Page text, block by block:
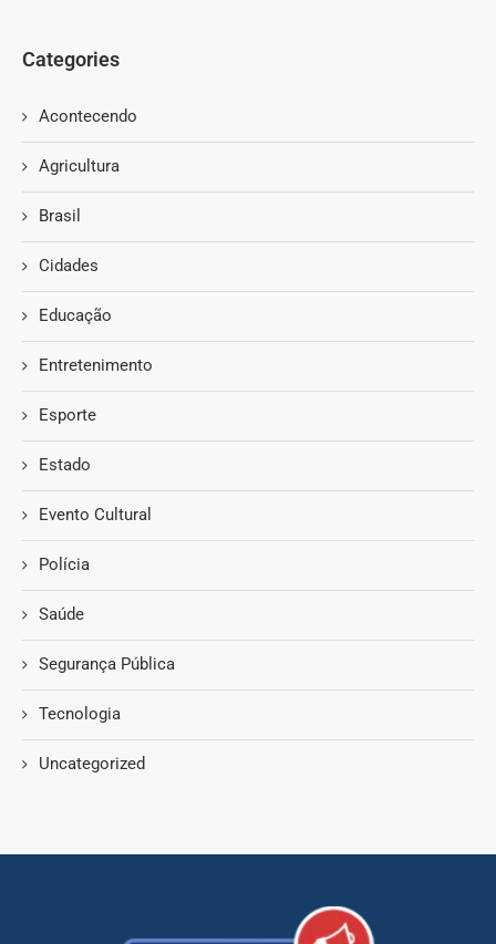
Categories
Acontecendo
Agricultura
Brasil
Cidades
Educação
Entretenimento
Esporte
Estado
Evento Cultural
Polícia
Saúde
Segurança Pública
Tecnologia
Uncategorized